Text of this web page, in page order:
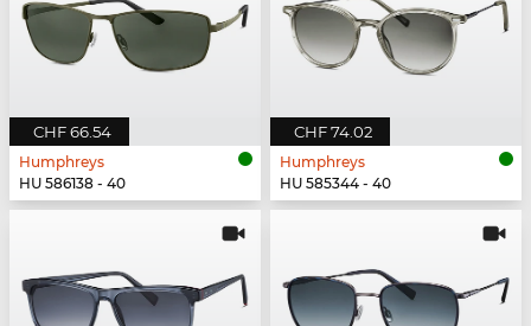
CHF 66.54
Humphreys
HU 586138 - 40
CHF 74.02
Humphreys
HU 585344 - 40